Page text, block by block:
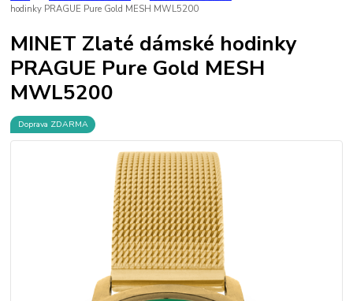
hodinky PRAGUE Pure Gold MESH MWL5200
MINET Zlaté dámské hodinky
PRAGUE Pure Gold MESH
MWL5200
Doprava ZDARMA